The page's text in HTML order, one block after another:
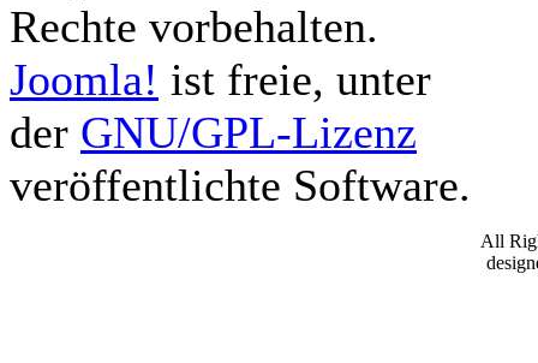
Rechte vorbehalten.
Joomla! ist freie, unter
der GNU/GPL-Lizenz
veröffentlichte Software.
All